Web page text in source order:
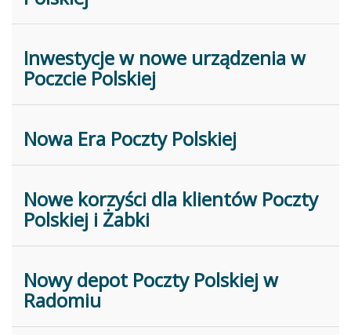
Inwestycje w nowe urządzenia w
Poczcie Polskiej
Nowa Era Poczty Polskiej
Nowe korzyści dla klientów Poczty
Polskiej i Żabki
Nowy depot Poczty Polskiej w
Radomiu